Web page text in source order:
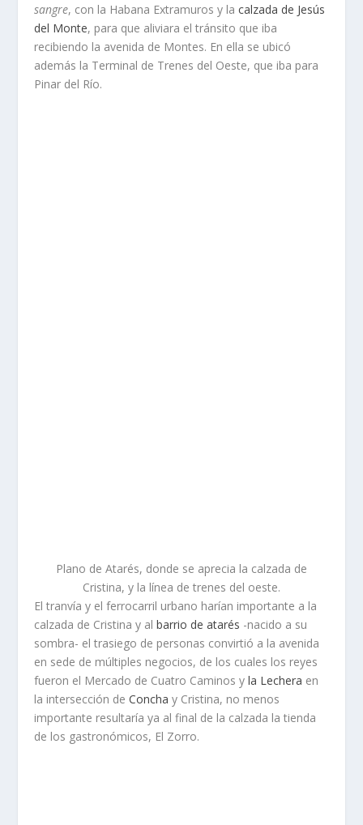
sangre, con la Habana Extramuros y lacalzada de Jesús
del Monte, para que aliviara el tránsito que iba
recibiendo la avenida de Montes. En ella se ubicó
además la Terminal de Trenes del Oeste, que iba para
Pinar del Río.
Plano de Atarés, donde se aprecia la calzada de
Cristina, y la línea de trenes del oeste.
El tranvía y el ferrocarril urbano harían importante a la
calzada de Cristina y albarrio de atarés -nacido a su
sombra- el trasiego de personas convirtió a la avenida
en sede de múltiples negocios, de los cuales los reyes
fueron el Mercado de Cuatro Caminos yla Lechera en
la intersección deConchay Cristina, no menos
importante resultaría ya al final de la calzada la tienda
de los gastronómicos, El Zorro.